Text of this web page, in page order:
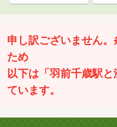
申し訳ございません
ため
以下は「羽前千歳駅
ています。